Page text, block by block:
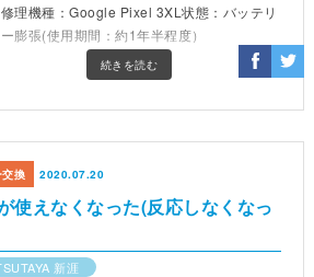
続きを読む
修理機種：Google Pixel 3XL状態：バッテリ
ー膨張(使用期間：約1年半程度）
使えなくなった(反応しなくなっ
換 2020.07.20
新涯